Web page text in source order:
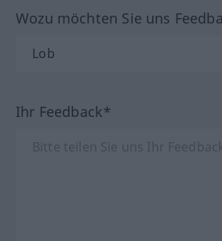
Wozu möchten Sie uns
Ihr Feedback*